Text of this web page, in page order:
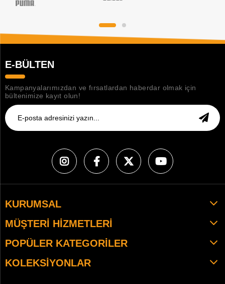
E-BÜLTEN
Kampanyalarımızdan ve fırsatlardan haberdar olmak için
bültenimize kayıt olun!
KURUMSAL
MÜŞTERI HIZMETLERI
POPÜLER KATEGORILER
KOLEKSIYONLAR